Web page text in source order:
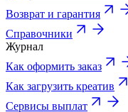
Возврат и гарантия
Справочники
Журнал
Как оформить заказ
Как загрузить креатив
Сервисы выплат